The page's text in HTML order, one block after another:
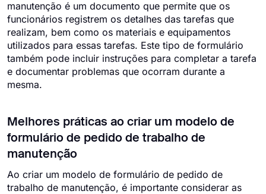
manutenção é um documento que permite que os
funcionários registrem os detalhes das tarefas que
realizam, bem como os materiais e equipamentos
utilizados para essas tarefas. Este tipo de formulário
também pode incluir instruções para completar a tarefa
e documentar problemas que ocorram durante a
mesma.
Melhores práticas ao criar um modelo de
formulário de pedido de trabalho de
manutenção
Ao criar um modelo de formulário de pedido de
trabalho de manutenção, é importante considerar as